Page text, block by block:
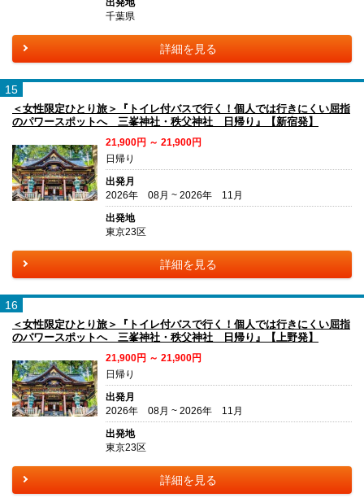
出発地
千葉県
詳細を見る
15
＜女性限定ひとり旅＞『トイレ付バスで行く！個人では行きにくい屈指
のパワースポットへ 三峯神社・秩父神社 日帰り』【新宿発】
21,900円 ～ 21,900円
日帰り
出発月
2026年 08月 ~ 2026年 11月
出発地
東京23区
詳細を見る
16
＜女性限定ひとり旅＞『トイレ付バスで行く！個人では行きにくい屈指
のパワースポットへ 三峯神社・秩父神社 日帰り』【上野発】
21,900円 ～ 21,900円
日帰り
出発月
2026年 08月 ~ 2026年 11月
出発地
東京23区
詳細を見る